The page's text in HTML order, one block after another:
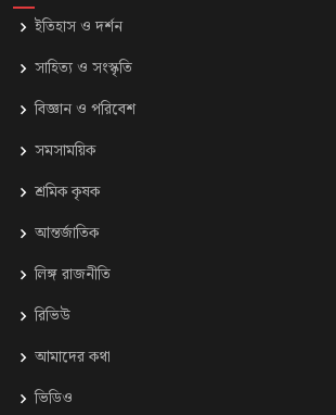
ইতিহাস ও দর্শন
সাহিত্য ও সংস্কৃতি
⁠বিজ্ঞান ও পরিবেশ
সমসাময়িক
শ্রমিক কৃষক
আন্তর্জাতিক
লিঙ্গ রাজনীতি
রিভিউ
আমাদের কথা
ভিডিও